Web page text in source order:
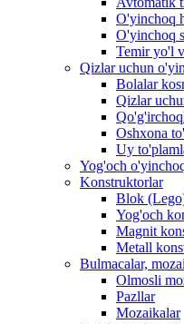
O'yinchoq
O'yinchoq
Temir yo'l
Qizlar uchun
Bolalar
Qizlar
Oshxona
Uy
Yog'och
Konstruktorlar
Blok
Yog'och
Magnit
Metall
Bulmacalar,
Olmosli
Pazllar
Mozaikalar